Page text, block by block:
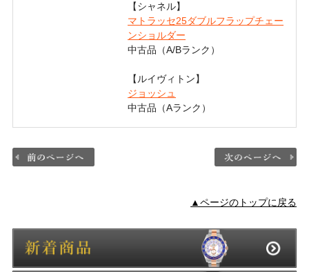
【シャネル】
マトラッセ25ダブルフラップチェー
ンショルダー
中古品（A/Bランク）
【ルイヴィトン】
ジョッシュ
中古品（Aランク）
▲ページのトップに戻る